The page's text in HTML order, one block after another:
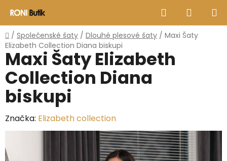
obsah
Hledat
KOŠÍK
Domů
/ Společenské šaty / Dlouhé plesové šaty / Maxi Šaty
Elizabeth Collection Diana biskupi
Maxi Šaty Elizabeth
Collection Diana
biskupi
Značka: Elizabeth collection